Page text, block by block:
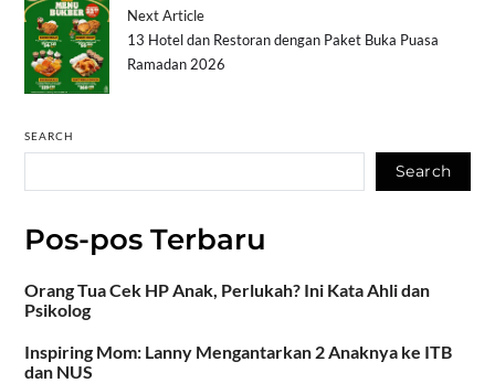
Next Article
13 Hotel dan Restoran dengan Paket Buka Puasa
Ramadan 2026
SEARCH
Search
Pos-pos Terbaru
Orang Tua Cek HP Anak, Perlukah? Ini Kata Ahli dan
Psikolog
Inspiring Mom: Lanny Mengantarkan 2 Anaknya ke ITB
dan NUS